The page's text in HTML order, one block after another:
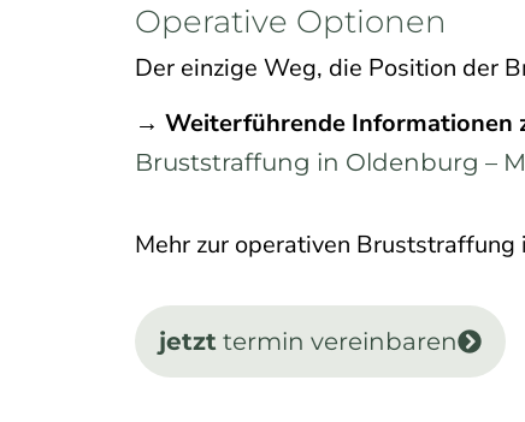
Operative Optionen
Der einzige Weg, die Position der
→ Weiterführende Informationen
Bruststraffung in Oldenburg –
Mehr zur operativen
jetzt termin vereinbaren